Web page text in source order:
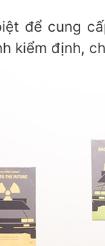
để cung
kiểm định,